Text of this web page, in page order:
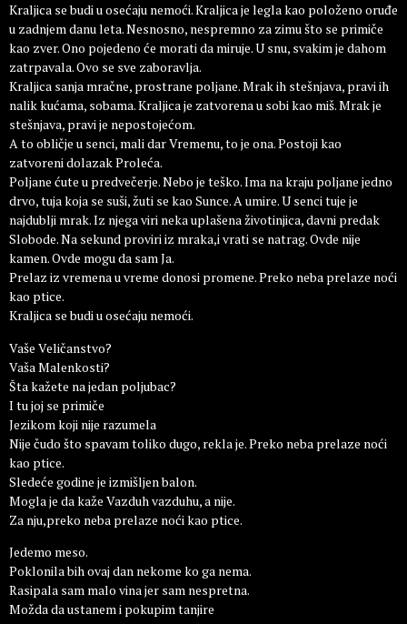
Kraljica se budi u osećaju nemoći. Kraljica je legla kao položeno oruđe
u zadnjem danu leta. Nesnosno, nespremno za zimu što se primiče
kao zver. Ono pojedeno će morati da miruje. U snu, svakim je dahom
zatrpavala. Ovo se sve zaboravlja.
Kraljica sanja mračne, prostrane poljane. Mrak ih stešnjava, pravi ih
nalik kućama, sobama. Kraljica je zatvorena u sobi kao miš. Mrak je
stešnjava, pravi je nepostojećom.
A to obličje u senci, mali dar Vremenu, to je ona. Postoji kao
zatvoreni dolazak Proleća.
Poljane ćute u predvečerje. Nebo je teško. Ima na kraju poljane jedno
drvo, tuja koja se suši, žuti se kao Sunce. A umire. U senci tuje je
najdublji mrak. Iz njega viri neka uplašena životinjica, davni predak
Slobode. Na sekund proviri iz mraka,i vrati se natrag. Ovde nije
kamen. Ovde mogu da sam Ja.
Prelaz iz vremena u vreme donosi promene. Preko neba prelaze noći
kao ptice.
Kraljica se budi u osećaju nemoći.
Vaše Veličanstvo?
Vaša Malenkosti?
Šta kažete na jedan poljubac?
I tu joj se primiče
Jezikom koji nije razumela
Nije čudo što spavam toliko dugo, rekla je. Preko neba prelaze noći
kao ptice.
Sledeće godine je izmišljen balon.
Mogla je da kaže Vazduh vazduhu, a nije.
Za nju,preko neba prelaze noći kao ptice.
Jedemo meso.
Poklonila bih ovaj dan nekome ko ga nema.
Rasipala sam malo vina jer sam nespretna.
Možda da ustanem i pokupim tanjire